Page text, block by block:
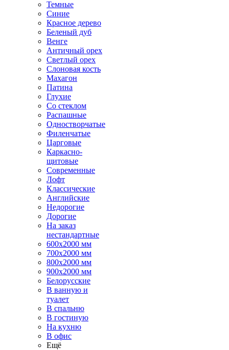
Темные
Синие
Красное дерево
Беленый дуб
Венге
Античный орех
Светлый орех
Слоновая кость
Махагон
Патина
Глухие
Со стеклом
Распашные
Одностворчатые
Филенчатые
Царговые
Каркасно-
щитовые
Современные
Лофт
Классические
Английские
Недорогие
Дорогие
На заказ
нестандартные
600х2000 мм
700х2000 мм
800х2000 мм
900х2000 мм
Белорусские
В ванную и
туалет
В спальню
В гостиную
На кухню
В офис
Ещё